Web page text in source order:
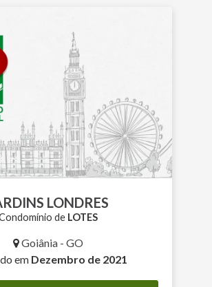
LONDRES
de LOTES
Goiânia - GO
em Dezembro de 2021